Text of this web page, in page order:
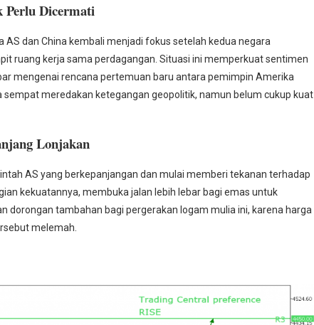
Perlu Dicermati
dan China kembali menjadi fokus setelah kedua negara
ruang kerja sama perdagangan. Situasi ini memperkuat sentimen
mengenai rencana pertemuan baru antara pemimpin Amerika
meredakan ketegangan geopolitik, namun belum cukup kuat
Lonjakan
AS yang berkepanjangan dan mulai memberi tekanan terhadap
kekuatannya, membuka jalan lebih lebar bagi emas untuk
dorongan tambahan bagi pergerakan logam mulia ini, karena harga
melemah.